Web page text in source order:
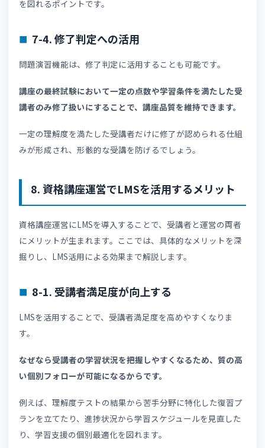
か確認しましょう。
運営業務の効率化は、講座の収益性向上にもつながります
運営負担が軽減することで、講座内容のブラッシュアップ
個別フォローに時間を費やせるようになるのです。
7. 問題演習機能の具体的な活用方法
LMSの問題演習機能を有効に活用することで、受講者の理
定着につながります。ここでは問題演習機能の具体的な活
方法を紹介します。
7-1. 学習単元ごとの確認テスト
講座動画を視聴した後に各単元の確認テストを実施するこ
システムによっては、合格点に達しない場合に再学習を促
設計も可能です。
単元ごとの確認テストを通して、理解できていないまま講
が進んだり、試験直前に理解不足が発覚したりする事態を
げます。